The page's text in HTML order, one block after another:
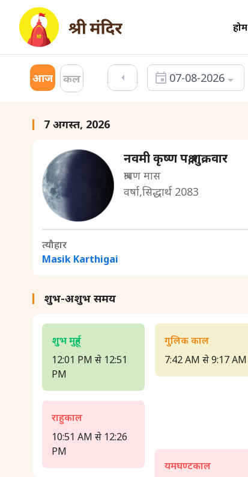
होम
आज कल 07-08-2026
7 अगस्त, 2026
नवमी कृष्ण पक्ष,शुक्रवार
श्रावण मास
वर्षा,सिद्धार्थ 2083
त्यौहार
Masik Karthigai
शुभ-अशुभ समय
शुभ मुहूर्त
12:01 PM से 12:51
PM
राहुकाल
10:51 AM से 12:26
PM
गुलिक काल
7:42 AM से 9:17 AM
यमघण्टकाल